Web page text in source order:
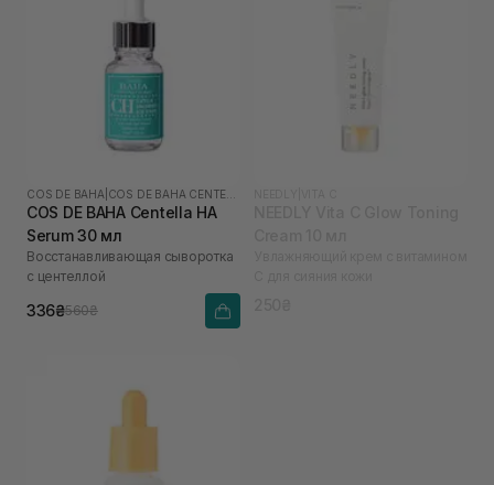
COS DE BAHA
COS DE BAHA Centella HA
Serum 30 мл
Восстанавливающая сыворотка
с центеллой
336₴560₴